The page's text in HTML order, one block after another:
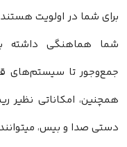
اولویت هستند؟ طراحی و
داشته باشد.
سیستم‌های قدرتمند با
میتوانند تجربه